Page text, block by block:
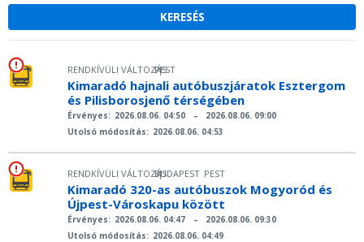
RENDKÍVÜLI VÁLTOZÁS
|
PEST
Kimaradó hajnali autóbuszjáratok Esztergom
és Pilisborosjenő térségében
Érvényes: 2026.08.06. 04:50 –
2026.08.06. 09:00
Utolsó módosítás: 2026.08.06. 04:53
RENDKÍVÜLI VÁLTOZÁS
|
BUDAPEST PEST
Kimaradó 320-as autóbuszok Mogyoród és
Újpest-Városkapu között
Érvényes: 2026.08.06. 04:47 –
2026.08.06. 09:30
Utolsó módosítás: 2026.08.06. 04:49